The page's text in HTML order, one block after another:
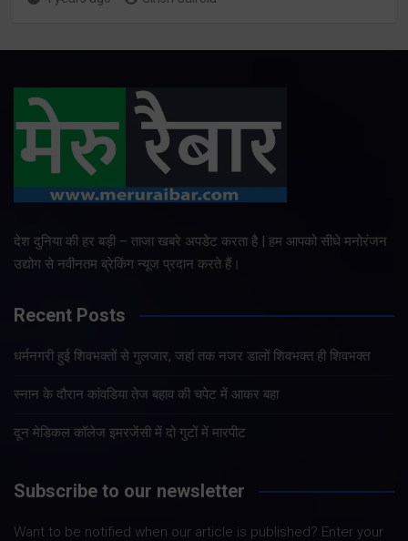
देश दुनिया की हर बड़ी – ताजा खबरे अपडेट करता है | हम आपको सीधे मनोरंजन
उद्योग से नवीनतम ब्रेकिंग न्यूज प्रदान करते हैं।
Recent Posts
धर्मनगरी हुई शिवभक्तों से गुलजार, जहां तक नजर डालों शिवभक्त ही शिवभक्त
स्नान के दौरान कांवडिया तेज बहाव की चपेट में आकर बहा
दून मेडिकल कॉलेज इमरजेंसी में दो गुटों में मारपीट
Subscribe to our newsletter
Want to be notified when our article is published? Enter your